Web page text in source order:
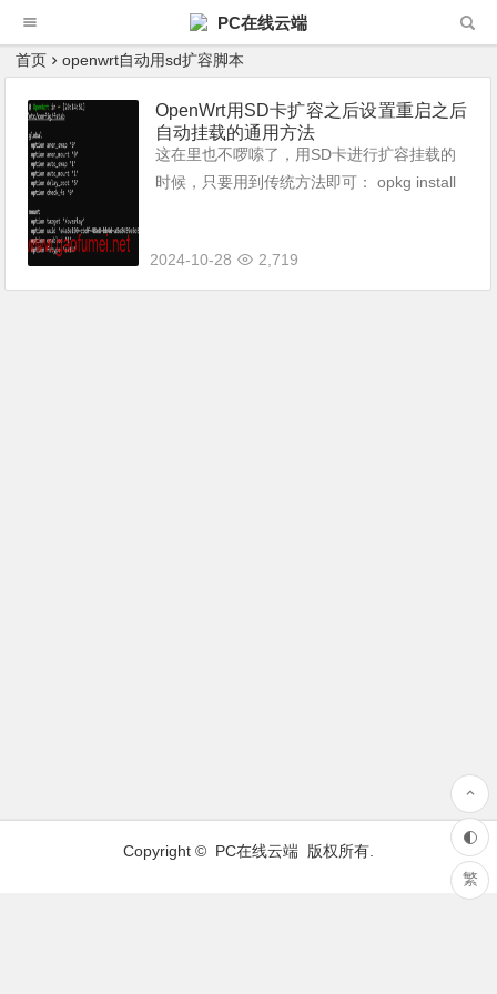
PC在线云端
首页 openwrt自动用sd扩容脚本
OpenWrt用SD卡扩容之后设置重启之后
自动挂载的通用方法
这在里也不啰嗦了，用SD卡进行扩容挂载的
时候，只要用到传统方法即可： opkg install
2024-10-28
2,719
Copyright © PC在线云端 版权所有.
繁